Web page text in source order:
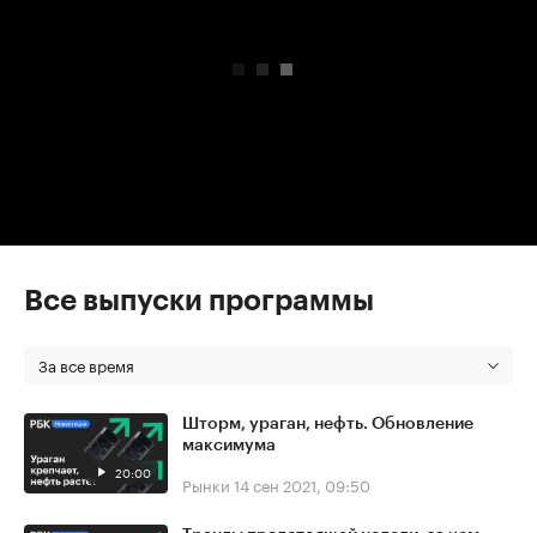
Все выпуски программы
За все время
20:00
Шторм, ураган, нефть. Обновление
максимума
Рынки 14 сен 2021, 09:50